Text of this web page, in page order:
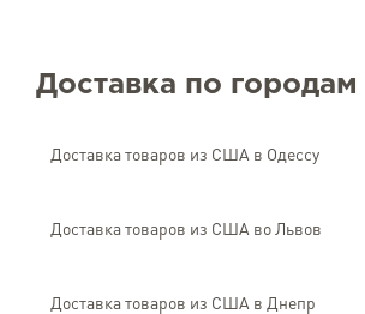
Доставка по
Доставка товаров из США в Одессу
Доставка товаров из США во Львов
Доставка товаров из США в Днепр